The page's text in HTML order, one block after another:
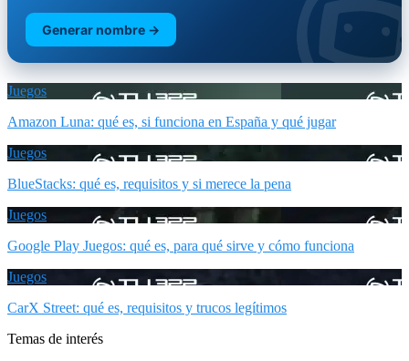
Generar nombre →
Juegos
Amazon Luna: qué es, si funciona en España y qué jugar
Juegos
BlueStacks: qué es, requisitos y si merece la pena
Juegos
Google Play Juegos: qué es, para qué sirve y cómo funciona
Juegos
CarX Street: qué es, requisitos y trucos legítimos
Temas de interés